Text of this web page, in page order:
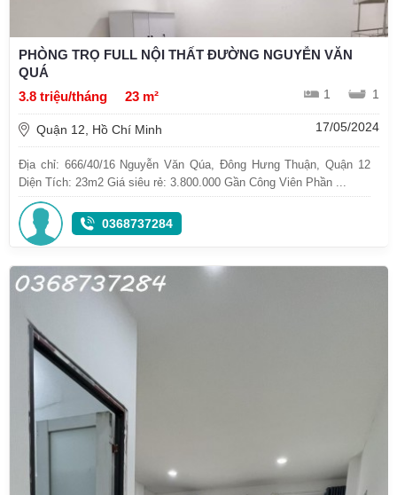
PHÒNG TRỌ FULL NỘI THẤT ĐƯỜNG NGUYỄN VĂN
QUÁ
3.8 triệu/tháng
23 m² 1 1
Quận 12, Hồ Chí Minh 17/05/2024
Địa chỉ: 666/40/16 Nguyễn Văn Qúa, Đông Hưng Thuận, Quận 12
Diện Tích: 23m2 Giá siêu rẻ: 3.800.000 Gần Công Viên Phần ...
0368737284